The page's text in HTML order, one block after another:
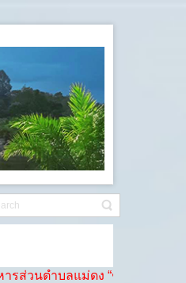
ชุมชนดี ชีวีเป็นสุข เศรษฐกิจเข้